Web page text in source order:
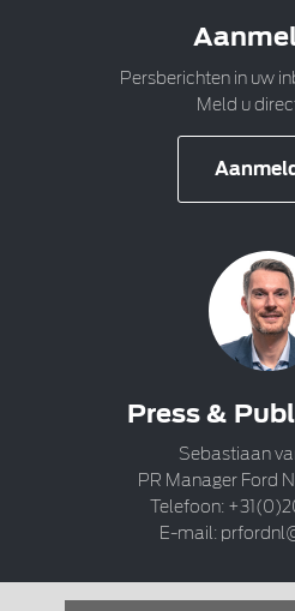
Persberichten in uw
Meld u
Press &
Sebastiaan
PR Manager Ford
Telefoon:
E-mail: